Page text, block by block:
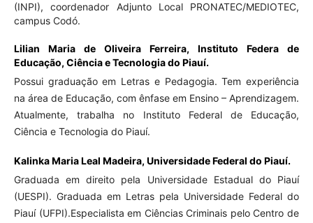
(INPI), coordenador Adjunto Local PRONATEC/MEDIOTEC,
campus Codó.
Lilian Maria de Oliveira Ferreira,Instituto Federa de
Educação, Ciência e Tecnologia do Piauí.
Possui graduação em Letras e Pedagogia. Tem experiência
na área de Educação, com ênfase em Ensino – Aprendizagem.
Atualmente, trabalha no Instituto Federal de Educação,
Ciência e Tecnologia do Piauí.
Kalinka Maria Leal Madeira, Universidade Federal do Piauí.
Graduada em direito pela Universidade Estadual do Piauí
(UESPI). Graduada em Letras pela Universidade Federal do
Piauí (UFPI).Especialista em Ciências Criminais pelo Centro de